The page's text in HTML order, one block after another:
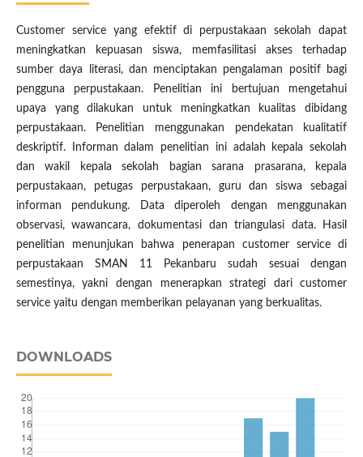
Customer service yang efektif di perpustakaan sekolah dapat
meningkatkan kepuasan siswa, memfasilitasi akses terhadap
sumber daya literasi, dan menciptakan pengalaman positif bagi
pengguna perpustakaan. Penelitian ini bertujuan mengetahui
upaya yang dilakukan untuk meningkatkan kualitas dibidang
perpustakaan. Penelitian menggunakan pendekatan kualitatif
deskriptif. Informan dalam penelitian ini adalah kepala sekolah
dan wakil kepala sekolah bagian sarana prasarana, kepala
perpustakaan, petugas perpustakaan, guru dan siswa sebagai
informan pendukung. Data diperoleh dengan menggunakan
observasi, wawancara, dokumentasi dan triangulasi data. Hasil
penelitian menunjukan bahwa penerapan customer service di
perpustakaan SMAN 11 Pekanbaru sudah sesuai dengan
semestinya, yakni dengan menerapkan strategi dari customer
service yaitu dengan memberikan pelayanan yang berkualitas.
DOWNLOADS